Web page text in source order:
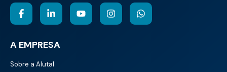
A EMPRESA
Sobre a Alutal